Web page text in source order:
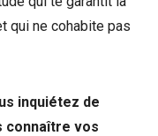
qui ne cohabite pas
inquiétez de
connaître vos